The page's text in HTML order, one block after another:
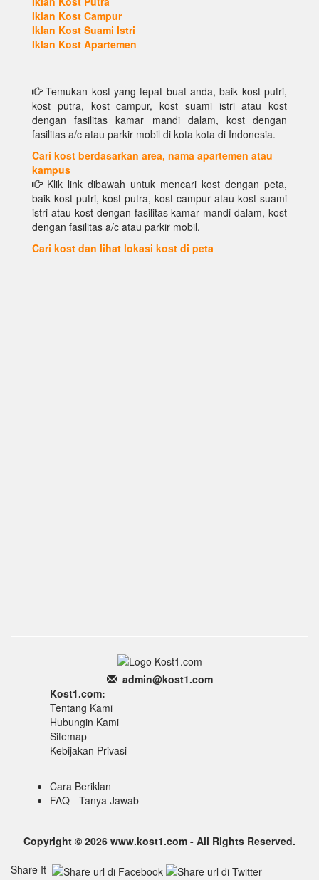
Iklan Kost Campur
Iklan Kost Suami Istri
Iklan Kost Apartemen
Temukan kost yang tepat buat anda, baik kost putri,
kost putra, kost campur, kost suami istri atau kost
dengan fasilitas kamar mandi dalam, kost dengan
fasilitas a/c atau parkir mobil di kota kota di Indonesia.
Cari kost berdasarkan area, nama apartemen atau
kampus
Klik link dibawah untuk mencari kost dengan peta,
baik kost putri, kost putra, kost campur atau kost suami
istri atau kost dengan fasilitas kamar mandi dalam, kost
dengan fasilitas a/c atau parkir mobil.
Cari kost dan lihat lokasi kost di peta
admin@kost1.com
Kost1.com:
Tentang Kami
Hubungin Kami
Sitemap
Kebijakan Privasi
Cara Beriklan
FAQ - Tanya Jawab
Copyright © 2026 www.kost1.com - All Rights Reserved.
Share It